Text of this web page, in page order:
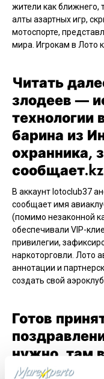
жители как ближнего,
алты азартных игр,
мотоспорте,
мира. Игрокам в Лото
Читать
злодеев —
технологии
барина из
охранника,
В аккаунт lotoclub37
сообщает имя
(помимо незаконной
обеспечивали VIP-
привилегии,
наркоторговли. Лото
аннотации и
создать свой
Готов
нужно, там
выиграть.